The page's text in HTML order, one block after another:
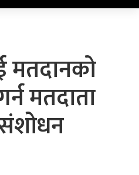
मतदानको
मतदाता